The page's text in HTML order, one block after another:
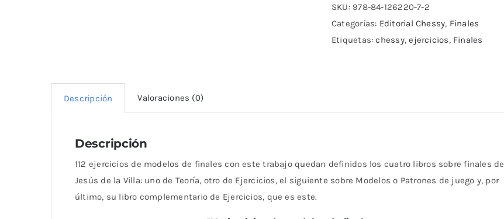
modelos
de
finales
SKU: 978-84-126220-7-2
Categorías: Editorial Chessy, Finales
Etiquetas:chessy,ejercicios, Finales
Descripción Valoraciones (0)
Descripción
112 ejercicios de modelos de finales con este trabajo quedan definidos los cuatro libros sobre finales de
Jesús de la Villa: uno de Teoría, otro de Ejercicios, el siguiente sobre Modelos o Patrones de juego y, por
último, su libro complementario de Ejercicios, que es este.